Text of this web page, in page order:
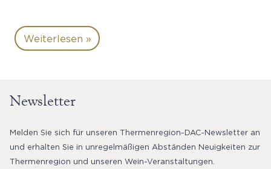
Weiterlesen »
Newsletter
Melden Sie sich für unseren Thermenregion-DAC-Newsletter an
und erhalten Sie in unregelmäßigen Abständen Neuigkeiten zur
Thermenregion und unseren Wein-Veranstaltungen.